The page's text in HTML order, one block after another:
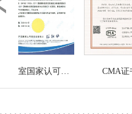
CMA证书